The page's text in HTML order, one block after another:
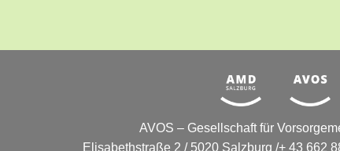
AVOS – Gesellschaft für